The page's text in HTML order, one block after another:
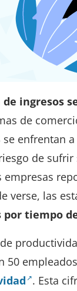
de ingresos
de
se enfrentan
de
empresas
verse, las
tiempo
50
. Esta